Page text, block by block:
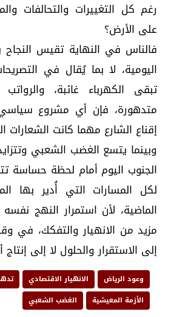
رغم كل التغييرات والتحالفات
على الأرض؟
فالناس في النهاية تقيس النجاح
اليومية، لا بما يُقال في
تبقى الكهرباء غائبة،
متدهورة، فإن أي مشروع
إقناع الشارع مهما كانت الشعارات
وبينما يتسع الغضب الشعبي
الجنوب اليوم أمام لحظة حساسة
لكل المسارات التي أُدير بها
الماضية، لأن استمرار النهج
مزيد من الانهيار والتفكك، في
إلى الاستقرار والحلول لا إلى
وعود الرياض الانهيار الاقتصادي
الأزمة المعيشية
الغضب الشعبي